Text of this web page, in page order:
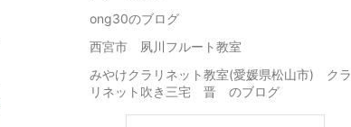
ong30のブログ
西宮市 夙川フルート教室
みやけクラリネット教室(愛媛県松山市) クラ
リネット吹き三宅 晋 のブログ